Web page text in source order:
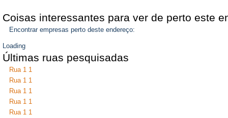
Coisas interessantes para ver de perto este
Encontrar empresas perto deste endereço:
Loading
Últimas ruas pesquisadas
Rua 1 1
Rua 1 1
Rua 1 1
Rua 1 1
Rua 1 1